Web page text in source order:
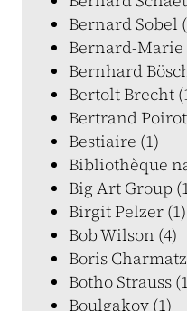
Bernard Sobel
Bernard-Marie
Bernhard
Bertolt Brecht
Bertrand
Bestiaire (1)
Bibliothèque
Big Art Group
Birgit Pelzer (1)
Bob Wilson (4)
Boris
Botho Strauss
Boulgakov (1)